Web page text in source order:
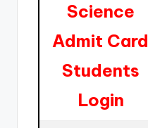
Science
Admit Card
Students
Login